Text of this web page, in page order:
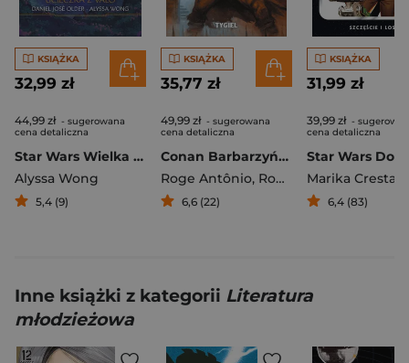
KSIĄŻKA
32,99 zł
44,99 zł - sugerowana
cena detaliczna
Star Wars Wielka Republika Ucieczka z Valo
Alyssa Wong
5,4 (9)
KSIĄŻKA
35,77 zł
49,99 zł - sugerowana
cena detaliczna
Conan Barbarzyńca Tygiel
Roge Antônio, Robert Gill ,Luca
6,6 (22)
KSIĄŻKA
31,99 zł
39,99 zł -
cena detaliczna
Marika Cresta
6,4 (83)
Inne książki z kategorii Literatura
młodzieżowa